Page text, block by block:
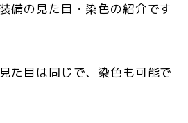
備の見た目・染色の紹介です
た目は同じで、染色も可能で